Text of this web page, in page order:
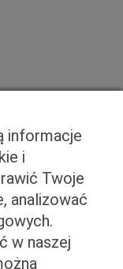
informacje
i
Twoje
analizować
w naszej